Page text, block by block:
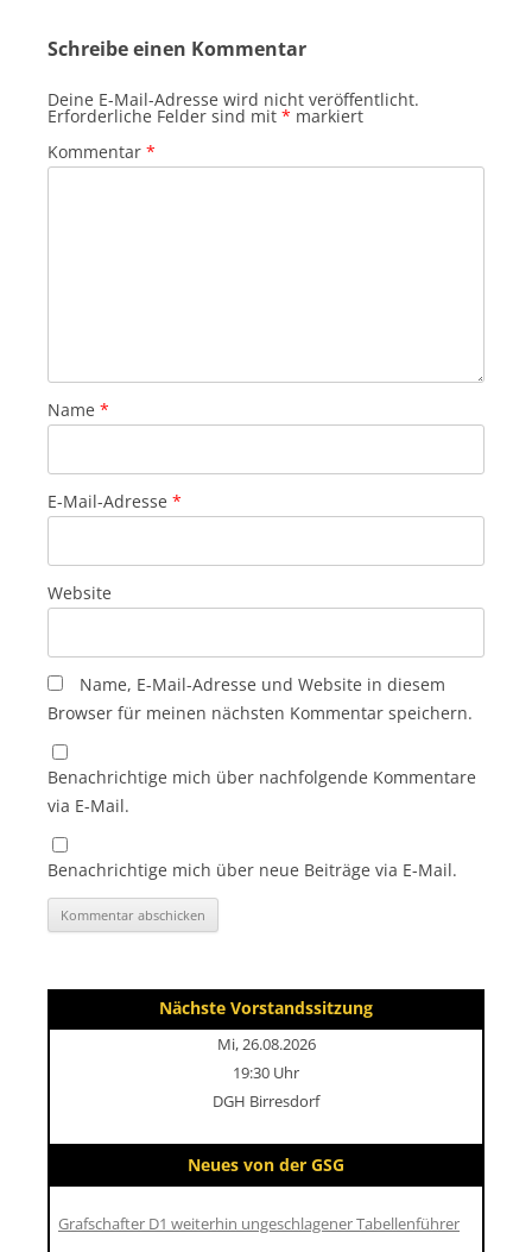
Schreibe einen Kommentar
Deine E-Mail-Adresse wird nicht veröffentlicht.
Erforderliche Felder sind mit * markiert
Kommentar *
Name *
E-Mail-Adresse *
Website
Name, E-Mail-Adresse und Website in diesem
Browser für meinen nächsten Kommentar speichern.
Benachrichtige mich über nachfolgende Kommentare
via E-Mail.
Benachrichtige mich über neue Beiträge via E-Mail.
Nächste Vorstandssitzung
Mi, 26.08.2026
19:30 Uhr
DGH Birresdorf
Neues von der GSG
Grafschafter D1 weiterhin ungeschlagener Tabellenführer